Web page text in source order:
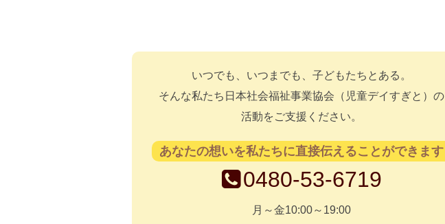
いつでも、いつまでも、子どもたちとある。
そんな私たち日本社会福祉事業協会（児童デイすぎと）の
活動をご支援ください。
あなたの想いを私たちに直接伝えることができます
0480-53-6719
月～金10:00～19:00